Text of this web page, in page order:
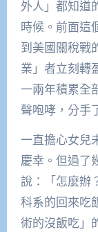
外人」都知道
時候。前面這
到美國關稅戰
業」者立刻轉
一兩年積累全
聲咆哮，分手
一直擔心女兒
慶幸。但過了
說：「怎麼辦
科系的回來吃
術的沒飯吃」